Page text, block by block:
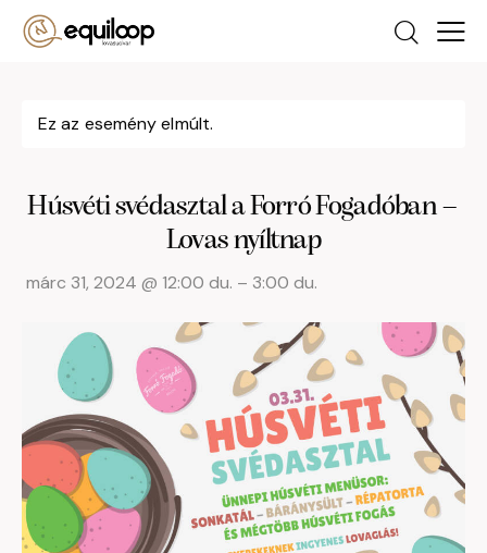
Ez az esemény elmúlt.
Húsvéti svédasztal a Forró Fogadóban –
Lovas nyíltnap
márc 31, 2024 @ 12:00 du. – 3:00 du.